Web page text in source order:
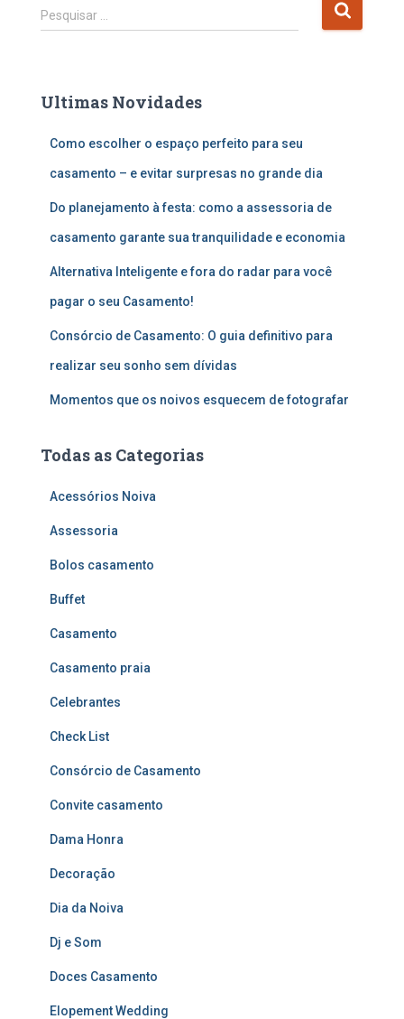
P
e
i
Pesquisar …
Ultimas Novidades
Como escolher o espaço perfeito para seu
casamento – e evitar surpresas no grande dia
Do planejamento à festa: como a assessoria de
casamento garante sua tranquilidade e economia
Alternativa Inteligente e fora do radar para você
pagar o seu Casamento!
Consórcio de Casamento: O guia definitivo para
realizar seu sonho sem dívidas
Momentos que os noivos esquecem de fotografar
Todas as Categorias
Acessórios Noiva
Assessoria
Bolos casamento
Buffet
Casamento
Casamento praia
Celebrantes
Check List
Consórcio de Casamento
Convite casamento
Dama Honra
Decoração
Dia da Noiva
Dj e Som
Doces Casamento
Elopement Wedding